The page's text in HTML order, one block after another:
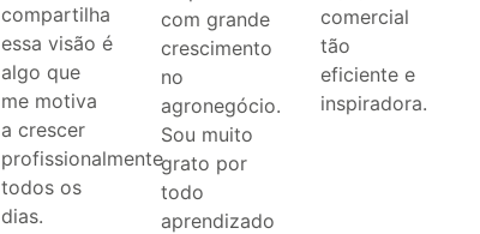
compartilha
essa visão é
algo que
me motiva
a crescer
profissionalmente
todos os
dias.
com grande
crescimento
no
agronegócio.
Sou muito
grato por
todo
aprendizado
comercial
tão
eficiente e
inspiradora.